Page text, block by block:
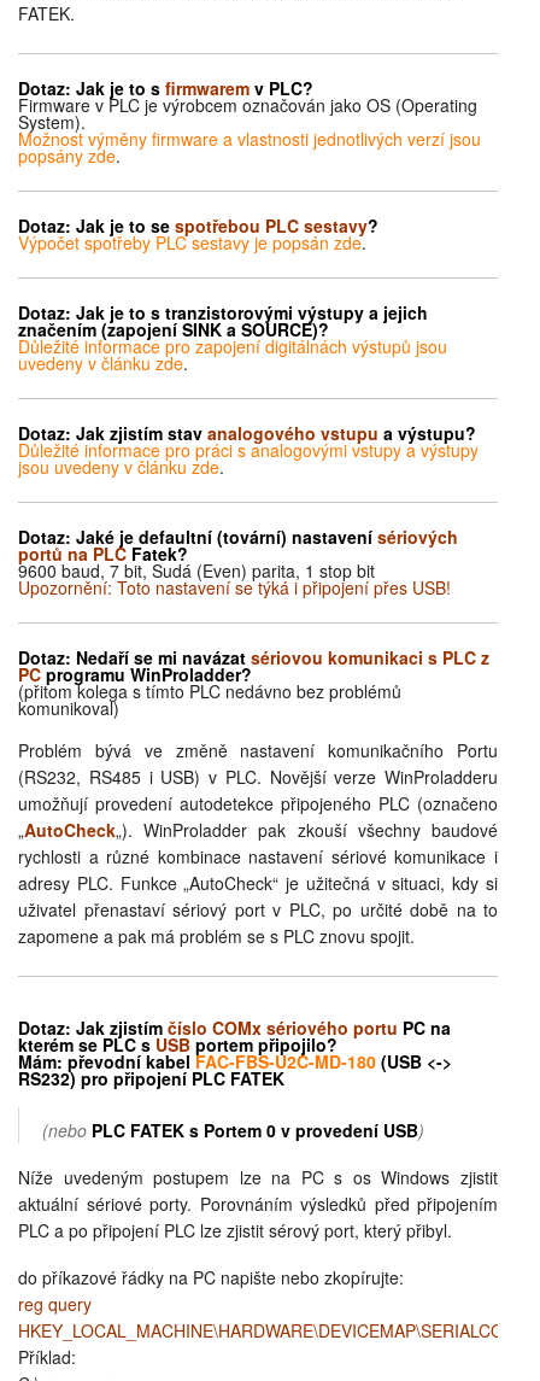
FATEK.
Dotaz: Jak je to s firmwarem v PLC?
Firmware v PLC je výrobcem označován jako OS (Operating
System).
Možnost výměny firmware a vlastnosti jednotlivých verzí jsou
popsány zde.
Dotaz: Jak je to se spotřebou PLC sestavy?
Výpočet spotřeby PLC sestavy je popsán zde.
Dotaz: Jak je to s tranzistorovými výstupy a jejich
značením (zapojení SINK a SOURCE)?
Důležité informace pro zapojení digitálnách výstupů jsou
uvedeny v článku zde.
Dotaz: Jak zjistím stav analogového vstupu a výstupu?
Důležité informace pro práci s analogovými vstupy a výstupy
jsou uvedeny v článku zde.
Dotaz: Jaké je defaultní (tovární) nastavení sériových
portů na PLC Fatek?
9600 baud, 7 bit, Sudá (Even) parita, 1 stop bit
Upozornění: Toto nastavení se týká i připojení přes USB!
Dotaz: Nedaří se mi navázat sériovou komunikaci s PLC z
PC programu WinProladder?
(přitom kolega s tímto PLC nedávno bez problémů
komunikoval)
Problém bývá ve změně nastavení komunikačního Portu
(RS232, RS485 i USB) v PLC. Novější verze WinProladderu
umožňují provedení autodetekce připojeného PLC (označeno
„AutoCheck„). WinProladder pak zkouší všechny baudové
rychlosti a různé kombinace nastavení sériové komunikace i
adresy PLC. Funkce „AutoCheck“ je užitečná v situaci, kdy si
uživatel přenastaví sériový port v PLC, po určité době na to
zapomene a pak má problém se s PLC znovu spojit.
Dotaz: Jak zjistím číslo COMx sériového portu PC na
kterém se PLC s USB portem připojilo?
Mám: převodní kabel FAC-FBS-U2C-MD-180 (USB <->
RS232) pro připojení PLC FATEK
(nebo PLC FATEK s Portem 0 v provedení USB)
Níže uvedeným postupem lze na PC s os Windows zjistit
aktuální sériové porty. Porovnáním výsledků před připojením
PLC a po připojení PLC lze zjistit sérový port, který přibyl.
do příkazové řádky na PC napište nebo zkopírujte:
reg query
HKEY_LOCAL_MACHINE\HARDWARE\DEVICEMAP\SERIALCOMM
Příklad: